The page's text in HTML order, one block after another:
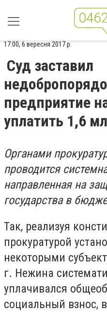
17:00, 6 вересня 2017 р.
Суд заставил
предприятие
уплатить 1,6
Органами
проводится
направленная на
государства в
Так, реализуя
прокуратурой
некоторыми
г. Нежина
уплачивался
социальный взнос, в